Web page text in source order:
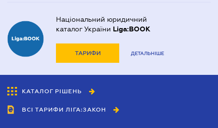
Національний юридичний
каталог України Liga:BOOK
ТАРИФИ ДЕТАЛЬНІШЕ
КАТАЛОГ РІШЕНЬ
ВСІ ТАРИФИ ЛІГА:ЗАКОН